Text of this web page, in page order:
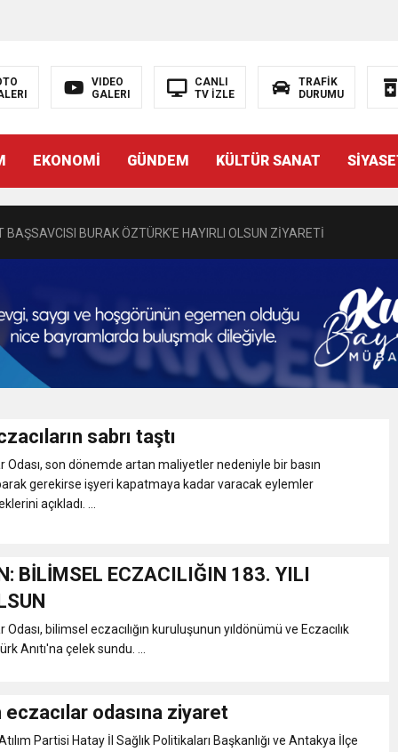
VIDEO
GALERI
CANLI
TV İZLE
TRAFİK
DURUMU
EKONOMİ GÜNDEM KÜLTÜR SANAT
BAŞSAVCISI BURAK ÖZTÜRK’E HAYIRLI OLSUN ZİYARETİ
PERDE ARKASI: GÖRÜNENDEN DAHA FAZLASI MI VAR?
Törenle Hizmete Açıldı
Cumhuriyet, Türk Milletinin Özgürlük ve Onur Nişanesidir
CUMHURİYET BAYRAMI MESAJI
DUYURUSU
EMRAH KARAÇAY’A SEVGİ SELİ
GÖNÜLLERE DOKUNAN ZİYARET
sabrı taştı
Odası, son dönemde artan maliyetler nedeniyle bir basın
gerekirse işyeri kapatmaya kadar varacak eylemler
açıkladı. ...
BİLİMSEL ECZACILIĞIN 183. YILI
Odası, bilimsel eczacılığın kuruluşunun yıldönümü ve Eczacılık
Anıtı'na çelek sundu. ...
eczacılar odasına ziyaret
Partisi Hatay İl Sağlık Politikaları Başkanlığı ve Antakya İlçe